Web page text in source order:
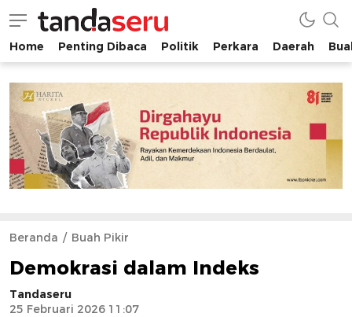
tandaseru.com | Penting Dibaca
tandaseru.com
Home Penting Dibaca Politik Perkara Daerah
Beranda Buah Pikir
Demokrasi dalam Indeks
Tandaseru
25 Februari 2026 11:07